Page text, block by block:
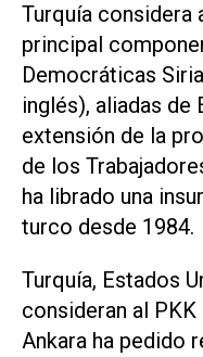
Turquía considera
principal
Democráticas
inglés), aliadas de
extensión de la
de los
ha librado una
turco desde 1984.
Turquía, Estados
consideran al
Ankara ha pedido